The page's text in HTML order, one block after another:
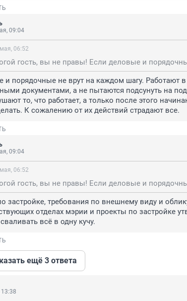
09:04
06:52
и порядочные не врут на каждом шагу. Работают
документами, а не пытаются подсунуть на
то, что работает, а только после этого
К сожалению от их действий страдают все.
09:04
06:52
застройке, требования по внешнему виду и
отделах мэрии и проекты по застройке
всё в одну кучу.
ещё 3 ответа